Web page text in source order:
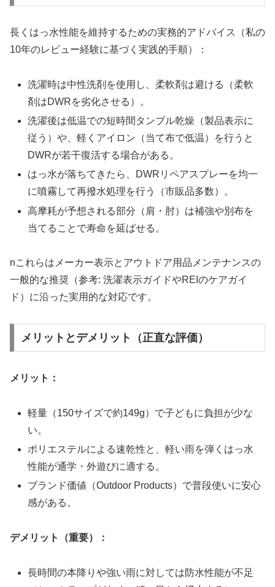
長くはっ水性能を維持するための実務的アドバイス（私の
10年のレビュー経験に基づく実践的手順）：
洗濯時は中性洗剤を使用し、柔軟剤は避ける（柔軟
剤はDWRを劣化させる）。
洗濯後は低温での短時間タンブル乾燥（製品表示に
従う）や、軽くアイロン（当て布で低温）を行うと
DWRが若干復活する場合がある。
はっ水が落ちてきたら、DWRリペアスプレーを均一
に噴霧して再撥水処理を行う（市販品多数）。
高摩耗が予想される部分（肩・肘）は補強や別布を
当てることで寿命を延ばせる。
nこれらはメーカー表示とアウトドア用品メンテナンスの
一般的な推奨（参考: 洗濯表示ガイドやREIのケアガイ
ド）に沿った実用的な対応です。
メリットとデメリット（正直な評価）
メリット：
軽量（150サイズで約149g）で子どもに負担が少な
い。
ポリエステルによる速乾性と、軽い雨を弾くはっ水
性能が通学・外遊びに適する。
ブランド価値（Outdoor Products）で普段使いに安心
感がある。
デメリット（重要）：
長時間の本降りや強い雨に対しては防水性能が不足